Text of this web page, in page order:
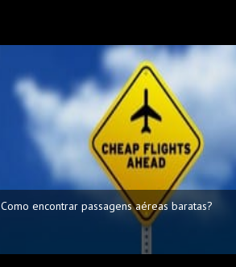
Como encontrar passagens aéreas baratas?